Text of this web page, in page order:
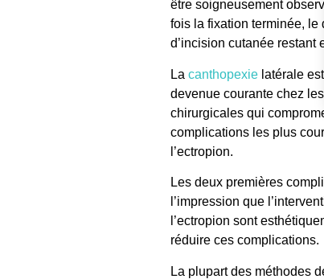
être soigneusement
fois la fixation terminée, le
d’incision cutanée restant
La canthopexie latérale
devenue courante chez
chirurgicales qui
complications les plus
l’ectropion.
Les deux premières
l’impression que
l’ectropion sont
réduire ces complications.
La plupart des méthodes